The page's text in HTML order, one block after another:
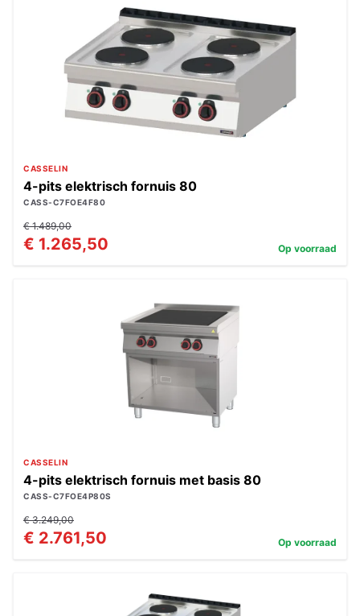
CASSELIN
4-pits elektrisch fornuis 80
CASS-C7FOE4F80
€ 1.489,00
€ 1.265,50 Op voorraad
CASSELIN
4-pits elektrisch fornuis met basis 80
CASS-C7FOE4P80S
€ 3.249,00
€ 2.761,50 Op voorraad